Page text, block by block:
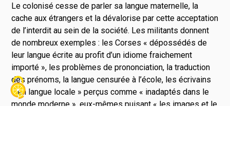
Le colonisé cesse de parler sa langue maternelle, la
cache aux étrangers et la dévalorise par cette acceptation
de l’interdit au sein de la société. Les militants donnent
de nombreux exemples : les Corses « dépossédés de
leur langue écrite au profit d’un idiome fraichement
importé », les problèmes de prononciation, la traduction
des prénoms, la langue censurée à l’école, les écrivains
« en langue locale » perçus comme « inadaptés dans le
monde moderne », eux-mêmes puisant « les images et le